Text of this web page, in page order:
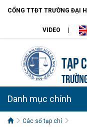
CỔNG TTĐT TRƯỜNG ĐẠI
VIDEO
Tạp
Danh mục chính
Các số tạp chí